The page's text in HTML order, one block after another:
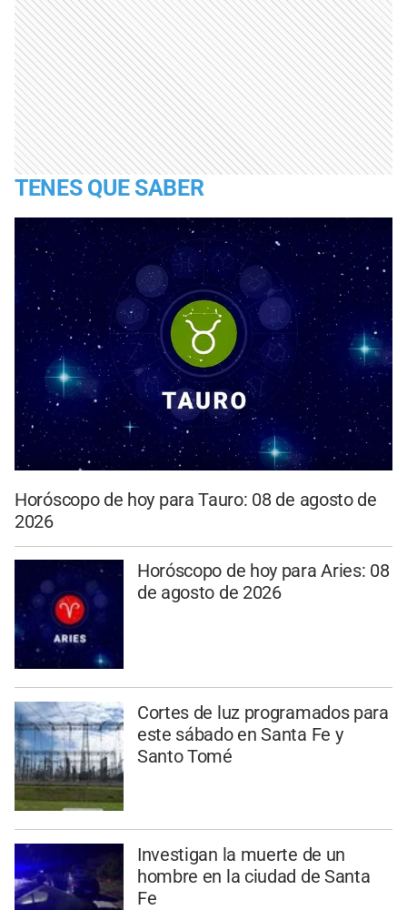
TENES QUE SABER
Horóscopo de hoy para Tauro: 08 de agosto de
2026
Horóscopo de hoy para Aries: 08
de agosto de 2026
Cortes de luz programados para
este sábado en Santa Fe y
Santo Tomé
Investigan la muerte de un
hombre en la ciudad de Santa
Fe